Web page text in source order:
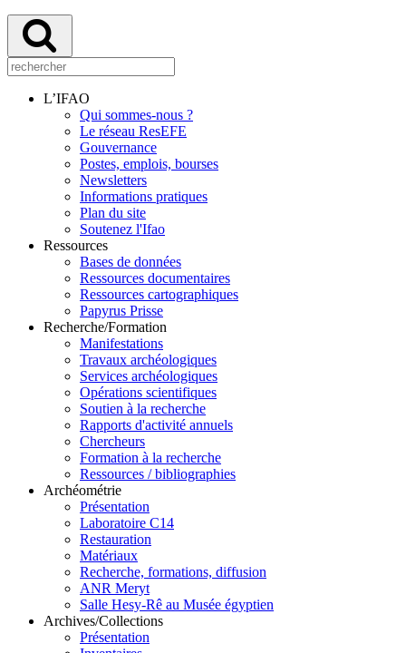
L’IFAO
Qui sommes-nous ?
Le réseau ResEFE
Gouvernance
Postes, emplois, bourses
Newsletters
Informations pratiques
Plan du site
Soutenez l'Ifao
Ressources
Bases de données
Ressources documentaires
Ressources cartographiques
Papyrus Prisse
Recherche/Formation
Manifestations
Travaux archéologiques
Services archéologiques
Opérations scientifiques
Soutien à la recherche
Rapports d'activité annuels
Chercheurs
Formation à la recherche
Ressources / bibliographies
Archéométrie
Présentation
Laboratoire C14
Restauration
Matériaux
Recherche, formations, diffusion
ANR Meryt
Salle Hesy-Rê au Musée égyptien
Archives/Collections
Présentation